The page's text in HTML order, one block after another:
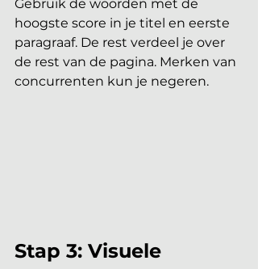
Gebruik de woorden met de
hoogste score in je titel en eerste
paragraaf. De rest verdeel je over
de rest van de pagina. Merken van
concurrenten kun je negeren.
Stap 3: Visuele